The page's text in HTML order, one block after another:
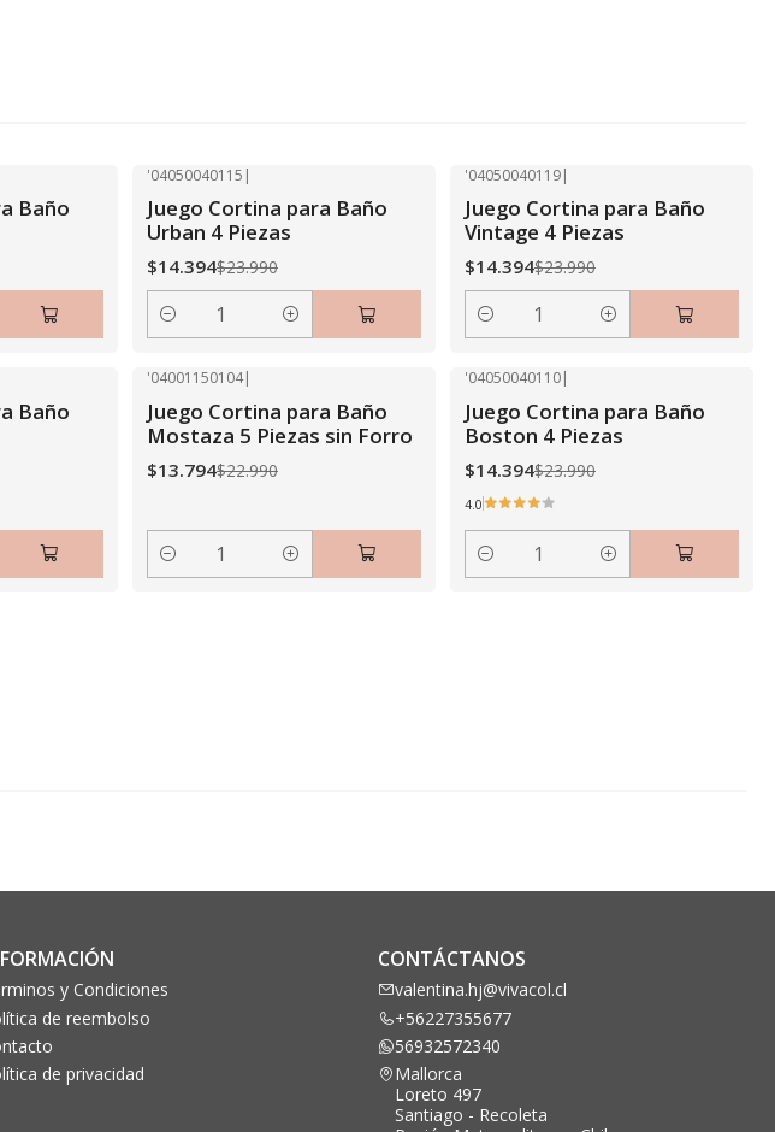
Baño
'04050040115 |
Juego Cortina para Baño
Urban 4 Piezas
$14.394$23.990
Cantidad
'04050040119|
Juego Cortina para Baño
Vintage 4 Piezas
$14.394$23.990
Cantidad
Baño
'04001150104|
Juego Cortina para Baño
Mostaza 5 Piezas sin Forro
$13.794$22.990
Cantidad
'04050040110|
Juego Cortina para Baño
Boston 4 Piezas
$14.394$23.990
4.0
Cantidad
y Condiciones
de reembolso
de privacidad
CONTÁCTANOS
valentina.hj@vivacol.cl
+56227355677
56932572340
Mallorca
Loreto 497
Santiago - Recoleta